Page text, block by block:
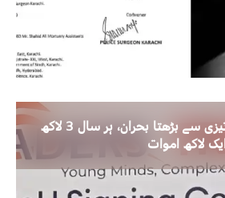
پاکستان میں فالج تیزی سے بڑھتا بحران، ہر سال 3 لاکھ